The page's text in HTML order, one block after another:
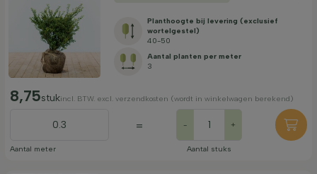
Planthoogte bij levering (exclusief
wortelgestel)
40-50
Aantal planten per meter
3
8,75stukincl. BTW. excl. verzendkosten (wordt in winkelwagen berekend)
Aantal meter
= - +
Aantal stuks